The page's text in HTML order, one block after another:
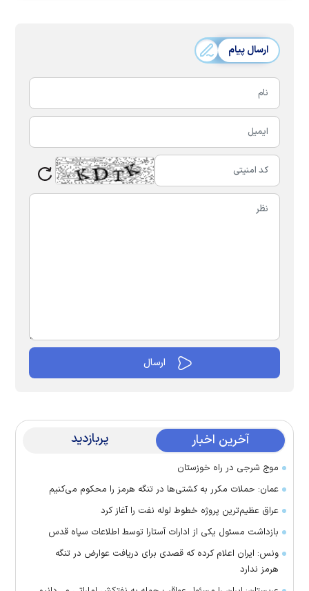
ارسال پیام
آخرین اخبار پربازدید
موج شرجی در راه خوزستان
عمان: حملات مکرر به کشتی‌ها در تنگه هرمز را محکوم می‌کنیم
عراق عظیم‌ترین پروژه خطوط لوله نفت را آغاز کرد
بازداشت مسئول یکی از ادارات آستارا توسط اطلاعات سپاه قدس
ونس: ایران اعلام کرده که قصدی برای دریافت عوارض در تنگه
هرمز ندارد